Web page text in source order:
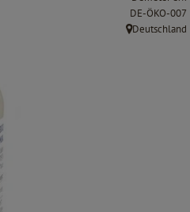
, Kontrollstelle:
DE-ÖKO-007
, Herkunft:
Deutschland